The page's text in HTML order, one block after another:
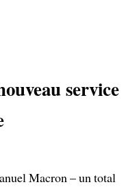
service
Macron – un total